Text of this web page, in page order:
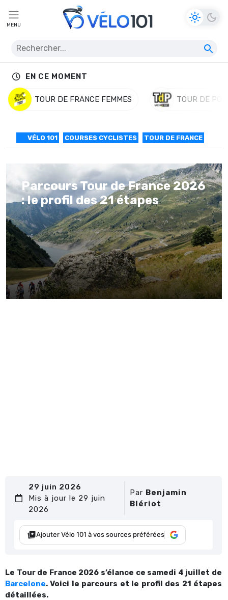
MENU
EN CE MOMENT
TOUR DE FRANCE FEMMES TOUR DE
VÉLO 101 COURSES CYCLISTES TOUR DE FRANCE
Parcours Tour de France 2026
: le profil des 21 étapes
29 juin 2026
Mis à jour le 29 juin
2026
Par Benjamin
Blériot
Ajouter Vélo 101 à vos sources préférées
Le Tour de France 2026 s’élance ce samedi 4 juillet de
Barcelone. Voici le parcours et le profil des 21 étapes
détaillées.